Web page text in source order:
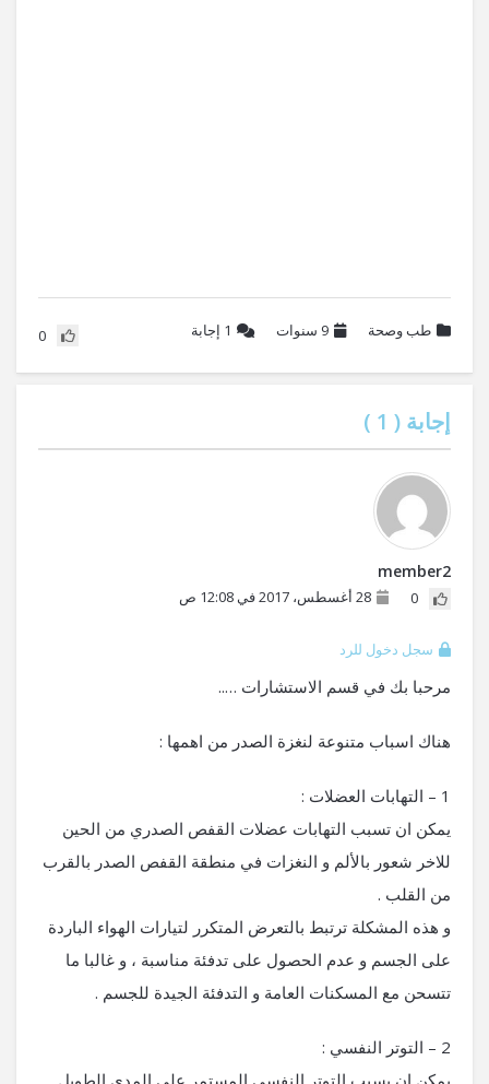
طب وصحة 9 سنوات 1 إجابة 0
إجابة ( 1
)
member2
0 28 أغسطس، 2017 في 12:08 ص
سجل دخول للرد
مرحبا بك في قسم الاستشارات …..
هناك اسباب متنوعة لنغزة الصدر من اهمها :
1 – التهابات العضلات :
يمكن ان تسبب التهابات عضلات القفص الصدري من الحين
للاخر شعور بالألم و النغزات في منطقة القفص الصدر بالقرب
من القلب .
و هذه المشكلة ترتبط بالتعرض المتكرر لتيارات الهواء الباردة
على الجسم و عدم الحصول على تدفئة مناسبة ، و غالبا ما
تتسحن مع المسكنات العامة و التدفئة الجيدة للجسم .
2 – التوتر النفسي :
يمكن ان يسبب التوتر النفسي المستمر على المدى الطويل